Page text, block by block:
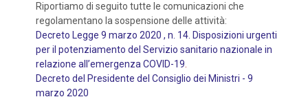
Riportiamo di seguito tutte le comunicazioni che
regolamentano la sospensione delle attività:
Decreto Legge 9 marzo 2020 , n. 14. Disposizioni urgenti
per il potenziamento del Servizio sanitario nazionale in
relazione all’emergenza COVID-19.
Decreto del Presidente del Consiglio dei Ministri - 9
marzo 2020